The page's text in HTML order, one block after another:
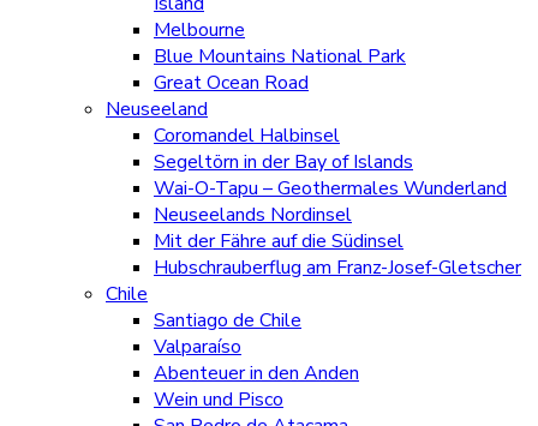
Melbourne
Blue Mountains National Park
Great Ocean Road
Neuseeland
Coromandel Halbinsel
Segeltörn in der Bay of Islands
Wai-O-Tapu – Geothermales Wunderland
Neuseelands Nordinsel
Mit der Fähre auf die Südinsel
Hubschrauberflug am Franz-Josef-Gletscher
Chile
Santiago de Chile
Valparaíso
Abenteuer in den Anden
Wein und Pisco